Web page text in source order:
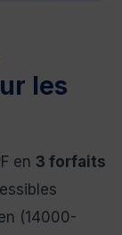
les
en 3 forfaits
(14000-